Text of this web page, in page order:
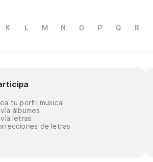
K L M N O P Q R
tu perfil musical
álbumes
letras
de letras